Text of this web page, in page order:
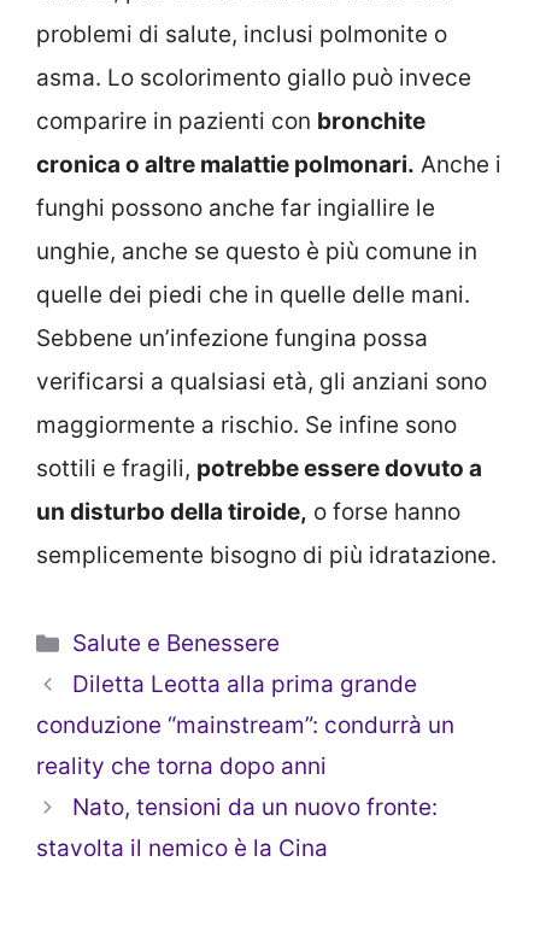
problemi di salute, inclusi polmonite o
asma. Lo scolorimento giallo può invece
comparire in pazienti con bronchite
cronica o altre malattie polmonari. Anche i
funghi possono anche far ingiallire le
unghie, anche se questo è più comune in
quelle dei piedi che in quelle delle mani.
Sebbene un’infezione fungina possa
verificarsi a qualsiasi età, gli anziani sono
maggiormente a rischio. Se infine sono
sottili e fragili, potrebbe essere dovuto a
un disturbo della tiroide, o forse hanno
semplicemente bisogno di più idratazione.
Categorie
Salute e Benessere
Diletta Leotta alla prima grande
conduzione “mainstream”: condurrà un
reality che torna dopo anni
Nato, tensioni da un nuovo fronte:
stavolta il nemico è la Cina